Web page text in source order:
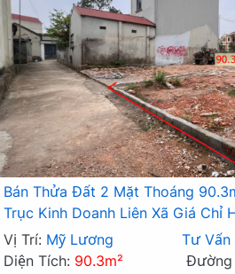
Bán Thửa Đất 2 Mặt Thoáng
Trục Kinh Doanh Liên Xã Giá Chỉ
Vị Trí: Mỹ Lương Tư Vấn
Diện Tích: 90.3m²
Đường